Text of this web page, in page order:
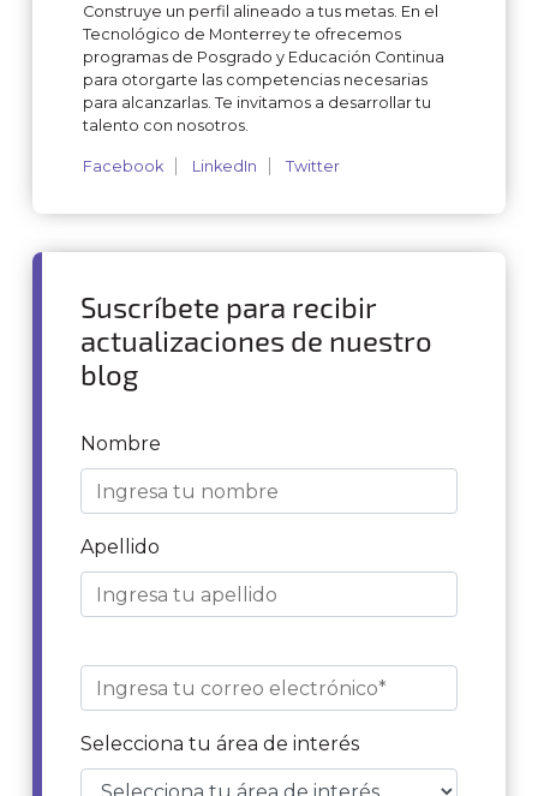
Construye un perfil alineado a tus metas. En el
Tecnológico de Monterrey te ofrecemos
programas de Posgrado y Educación Continua
para otorgarte las competencias necesarias
para alcanzarlas. Te invitamos a desarrollar tu
talento con nosotros.
Facebook LinkedIn Twitter
Suscríbete para recibir
actualizaciones de nuestro
blog
Nombre
Apellido
Selecciona tu área de interés